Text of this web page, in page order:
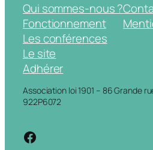
Qui sommes-nous ?
Fonctionnement
Les conférences
Le site
Adhérer
Association loi 1901 – 86 Grande
922P6072
https://